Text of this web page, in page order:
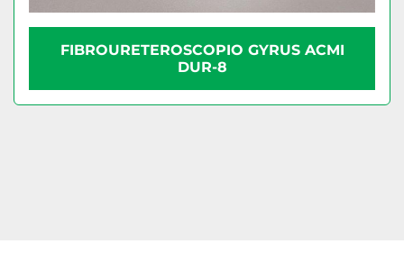
FIBROURETEROSCOPIO GYRUS ACMI
DUR-8